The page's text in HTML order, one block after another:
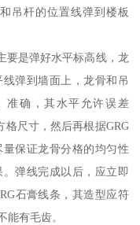
吊杆的位置线弹到楼板
是弹好水平标高线，龙
弹到墙面上，龙骨和吊
准确，其水平允许误差
格尺寸，然后再根据GRG
保证龙骨分格的均匀性
弹线完成以后，应立即
石膏线条，其造型应符
能有毛齿。